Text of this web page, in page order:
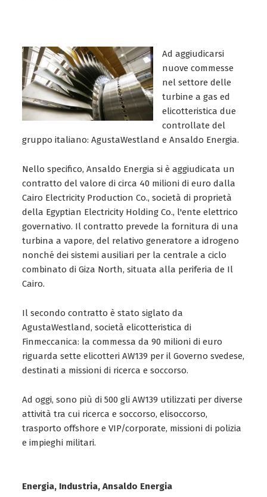
Ad aggiudicarsi
nuove commesse
nel settore delle
turbine a gas ed
elicotteristica due
controllate del
gruppo italiano: AgustaWestland e Ansaldo Energia.
Nello specifico, Ansaldo Energia si è aggiudicata un
contratto del valore di circa 40 milioni di euro dalla
Cairo Electricity Production Co., società di proprietà
della Egyptian Electricity Holding Co., l'ente elettrico
governativo. Il contratto prevede la fornitura di una
turbina a vapore, del relativo generatore a idrogeno
nonché dei sistemi ausiliari per la centrale a ciclo
combinato di Giza North, situata alla periferia de Il
Cairo.
Il secondo contratto è stato siglato da
AgustaWestland, società elicotteristica di
Finmeccanica: la commessa da 90 milioni di euro
riguarda sette elicotteri AW139 per il Governo svedese,
destinati a missioni di ricerca e soccorso.
Ad oggi, sono più di 500 gli AW139 utilizzati per diverse
attività tra cui ricerca e soccorso, elisoccorso,
trasporto offshore e VIP/corporate, missioni di polizia
e impieghi militari.
Energia, Industria, Ansaldo Energia